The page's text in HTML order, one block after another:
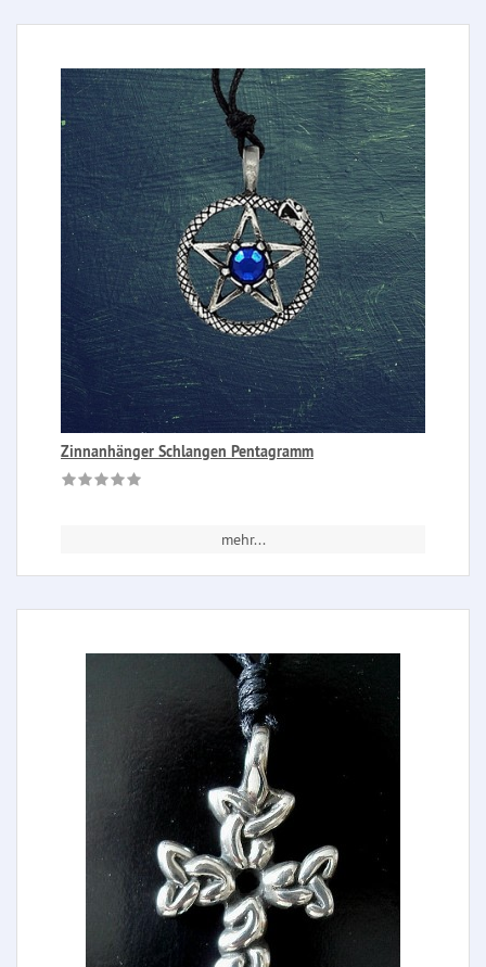
Zinnanhänger Schlangen Pentagramm
mehr...